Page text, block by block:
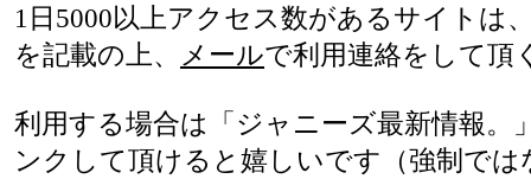
1日5000以上アクセス数があるサイトは
を記載の上、
メールで利用連絡をして頂
利用する場合は「ジャニーズ最新情報。
ンクして頂けると嬉しいです（強制で